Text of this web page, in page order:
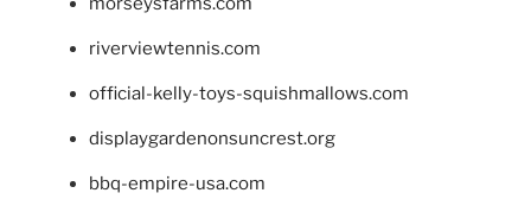
riverviewtennis.com
official-kelly-toys-squishmallows.com
displaygardenonsuncrest.org
bbq-empire-usa.com